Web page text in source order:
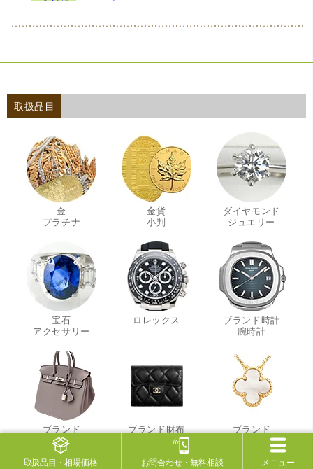
取扱品目 ・相場価格 お問合わせ・無料相談 メニュー
取扱品目
金
プラチナ
金貨
小判
ダイヤモンド
ジュエリー
宝石
アクセサリー
ロレックス
ブランド時計
腕時計
ブランド
バッグ
ブランド財布
ブランド
ジュエリー